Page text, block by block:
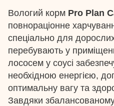
Вологий корм Pro Plan
повнораціонне
спеціально для дорослих
перебувають у
лососем у соусі
необхідною енергією,
оптимальну вагу та
Завдяки